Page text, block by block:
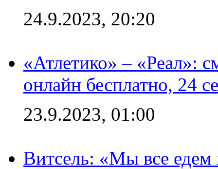
24.9.2023, 20:20
«Атлетико» – «Реал»:
онлайн бесплатно, 24
23.9.2023, 01:00
Витсель: «Мы все едем